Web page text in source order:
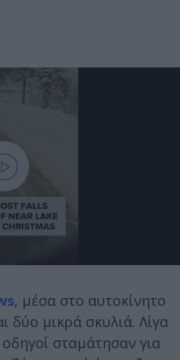
, μέσα στο αυτοκίνητο
δύο μικρά σκυλιά. Λίγα
σταμάτησαν για